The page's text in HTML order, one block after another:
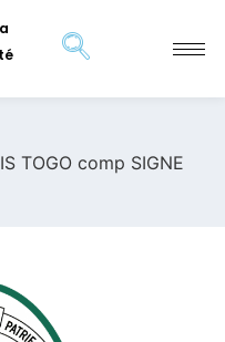
TOGO comp SIGNE